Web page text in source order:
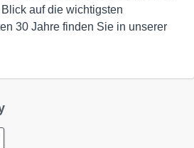
auf die wichtigsten
30 Jahre finden Sie in unserer